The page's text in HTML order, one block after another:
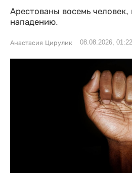
Арестованы восемь человек,
нападению.
Анастасия Цирулик 08.08.2026, 01:22